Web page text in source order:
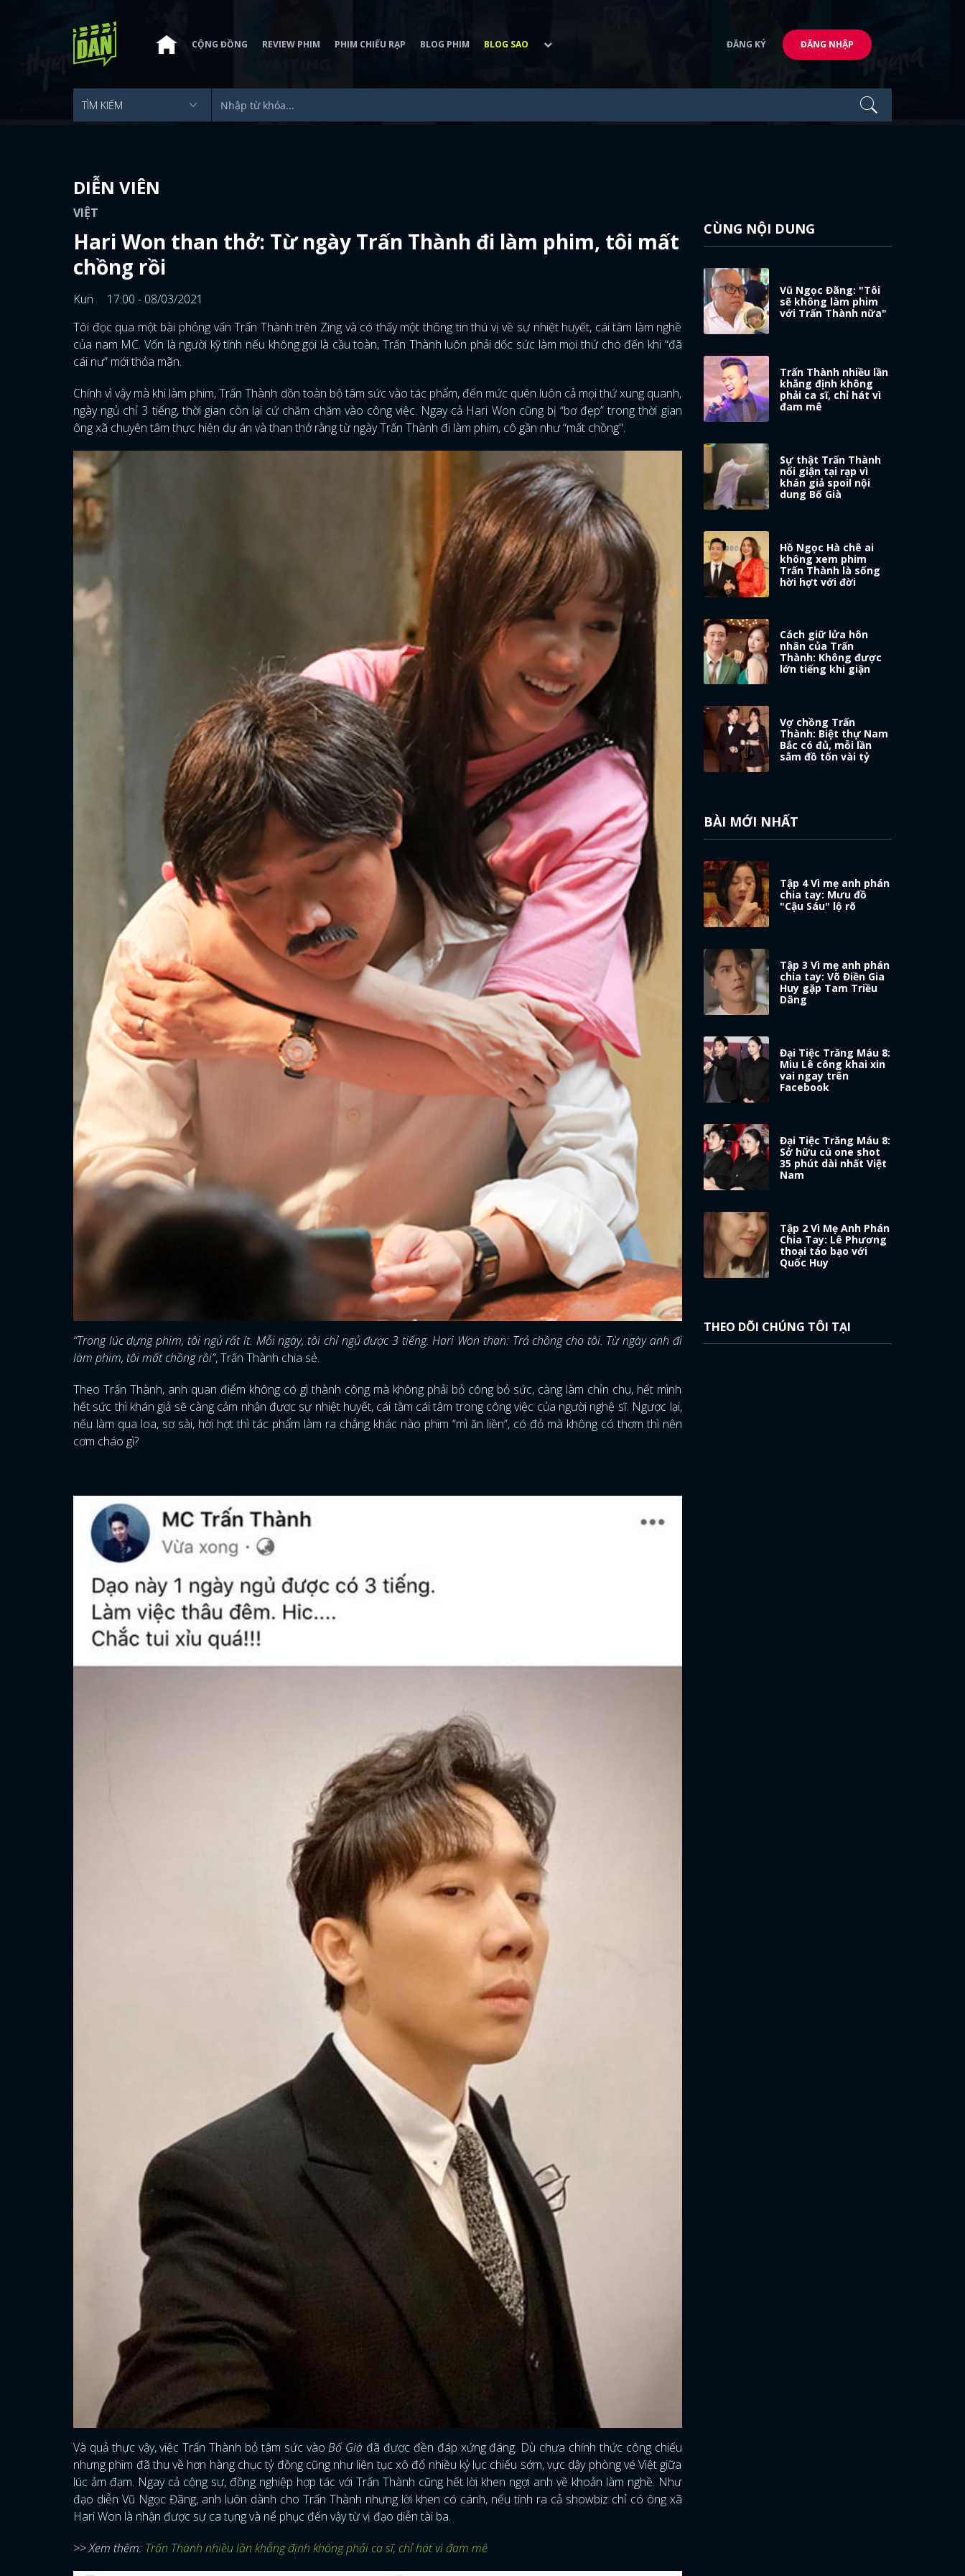
ĐĂNG NHẬP
CỘNG ĐỒNG REVIEW PHIM PHIM CHIẾU RẠP BLOG PHIM BLOG SAO ĐĂNG KÝ ĐĂNG NHẬP
DIỄN VIÊN
VIỆT
Hari Won than thở: Từ ngày Trấn Thành đi làm phim, tôi mất
chồng rồi
Kun
17:00 - 08/03/2021
Tôi đọc qua một bài phỏng vấn Trấn Thành trên Zing và có thấy một thông tin thú vị về sự nhiệt huyết, cái tâm làm nghề
của nam MC. Vốn là người kỹ tính nếu không gọi là cầu toàn, Trấn Thành luôn phải dốc sức làm mọi thứ cho đến khi “đã
cái nư” mới thỏa mãn.
Chính vì vậy mà khi làm phim, Trấn Thành dồn toàn bộ tâm sức vào tác phẩm, đến mức quên luôn cả mọi thứ xung quanh,
ngày ngủ chỉ 3 tiếng, thời gian còn lại cứ chăm chăm vào công việc. Ngay cả Hari Won cũng bị “bơ đẹp” trong thời gian
ông xã chuyên tâm thực hiện dự án và than thở rằng từ ngày Trấn Thành đi làm phim, cô gần như “mất chồng".
“Trong lúc dựng phim, tôi ngủ rất ít. Mỗi ngày, tôi chỉ ngủ được 3 tiếng. Hari Won than: Trả chồng cho tôi. Từ ngày anh đi
làm phim, tôi mất chồng rồi”, Trấn Thành chia sẻ.
Theo Trấn Thành, anh quan điểm không có gì thành công mà không phải bỏ công bỏ sức, càng làm chỉn chu, hết mình
hết sức thì khán giả sẽ càng cảm nhận được sự nhiệt huyết, cái tầm cái tâm trong công việc của người nghệ sĩ. Ngược lại,
nếu làm qua loa, sơ sài, hời hợt thì tác phẩm làm ra chẳng khác nào phim “mì ăn liền”, có đỏ mà không có thơm thì nên
cơm cháo gì?
Và quả thực vậy, việc Trấn Thành bỏ tâm sức vàoBố Già đã được đền đáp xứng đáng. Dù chưa chính thức công chiếu
nhưng phim đã thu về hơn hàng chục tỷ đồng cũng như liên tục xô đổ nhiều kỷ lục chiếu sớm, vực dậy phòng vé Việt giữa
lúc ảm đạm. Ngay cả cộng sự, đồng nghiệp hợp tác với Trấn Thành cũng hết lời khen ngợi anh về khoản làm nghề. Như
đạo diễn Vũ Ngọc Đãng, anh luôn dành cho Trấn Thành nhưng lời khen có cánh, nếu tính ra cả showbiz chỉ có ông xã
Hari Won là nhận được sự ca tụng và nể phục đến vậy từ vị đạo diễn tài ba.
>> Xem thêm: Trấn Thành nhiều lần khẳng định không phải ca sĩ, chỉ hát vì đam mê
CÙNG NỘI DUNG
Vũ Ngọc Đãng: "Tôi
sẽ không làm phim
với Trấn Thành nữa"
Trấn Thành nhiều lần
khẳng định không
phải ca sĩ, chỉ hát vì
đam mê
Sự thật Trấn Thành
nổi giận tại rạp vì
khán giả spoil nội
dung Bố Già
Hồ Ngọc Hà chê ai
không xem phim
Trấn Thành là sống
hời hợt với đời
Cách giữ lửa hôn
nhân của Trấn
Thành: Không được
lớn tiếng khi giận
Vợ chồng Trấn
Thành: Biệt thự Nam
Bắc có đủ, mỗi lần
sắm đồ tốn vài tỷ
BÀI MỚI NHẤT
Tập 4 Vì mẹ anh phán
chia tay: Mưu đồ
"Cậu Sáu" lộ rõ
Tập 3 Vì mẹ anh phán
chia tay: Võ Điền Gia
Huy gặp Tam Triều
Dâng
Đại Tiệc Trăng Máu 8:
Miu Lê công khai xin
vai ngay trên
Facebook
Đại Tiệc Trăng Máu 8:
Sở hữu cú one shot
35 phút dài nhất Việt
Nam
Tập 2 Vì Mẹ Anh Phán
Chia Tay: Lê Phương
thoại táo bạo với
Quốc Huy
THEO DÕI CHÚNG TÔI TẠI